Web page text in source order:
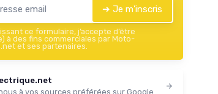
➔ Je m'inscris
ce formulaire, j’accepte d’être
à des fins commerciales par Moto-
et ses partenaires.
à vos sources préférées sur Google